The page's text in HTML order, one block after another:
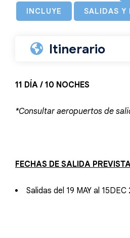
INCLUYE SALIDAS Y
Itinerario
11 DÍA / 10 NOCHES
*Consultar aeropuertos de
FECHAS DE SALIDA
Salidas del 19 MAY al